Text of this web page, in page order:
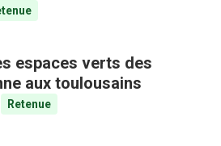
espaces verts des
aux toulousains
Retenue